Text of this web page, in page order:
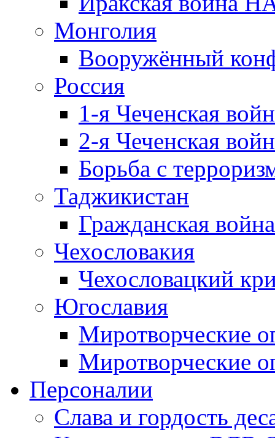
Монголия
Вооружённый
Россия
1-я Чеченская
2-я Чеченская
Борьба с
Таджикистан
Гражданская
Чехословакия
Чехословацкий
Югославия
Миротворческие
Миротворческие
Персоналии
Слава и гордость